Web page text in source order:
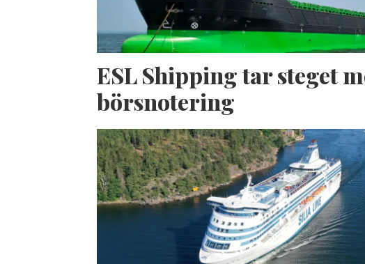
ESL Shipping tar steget
börsnotering